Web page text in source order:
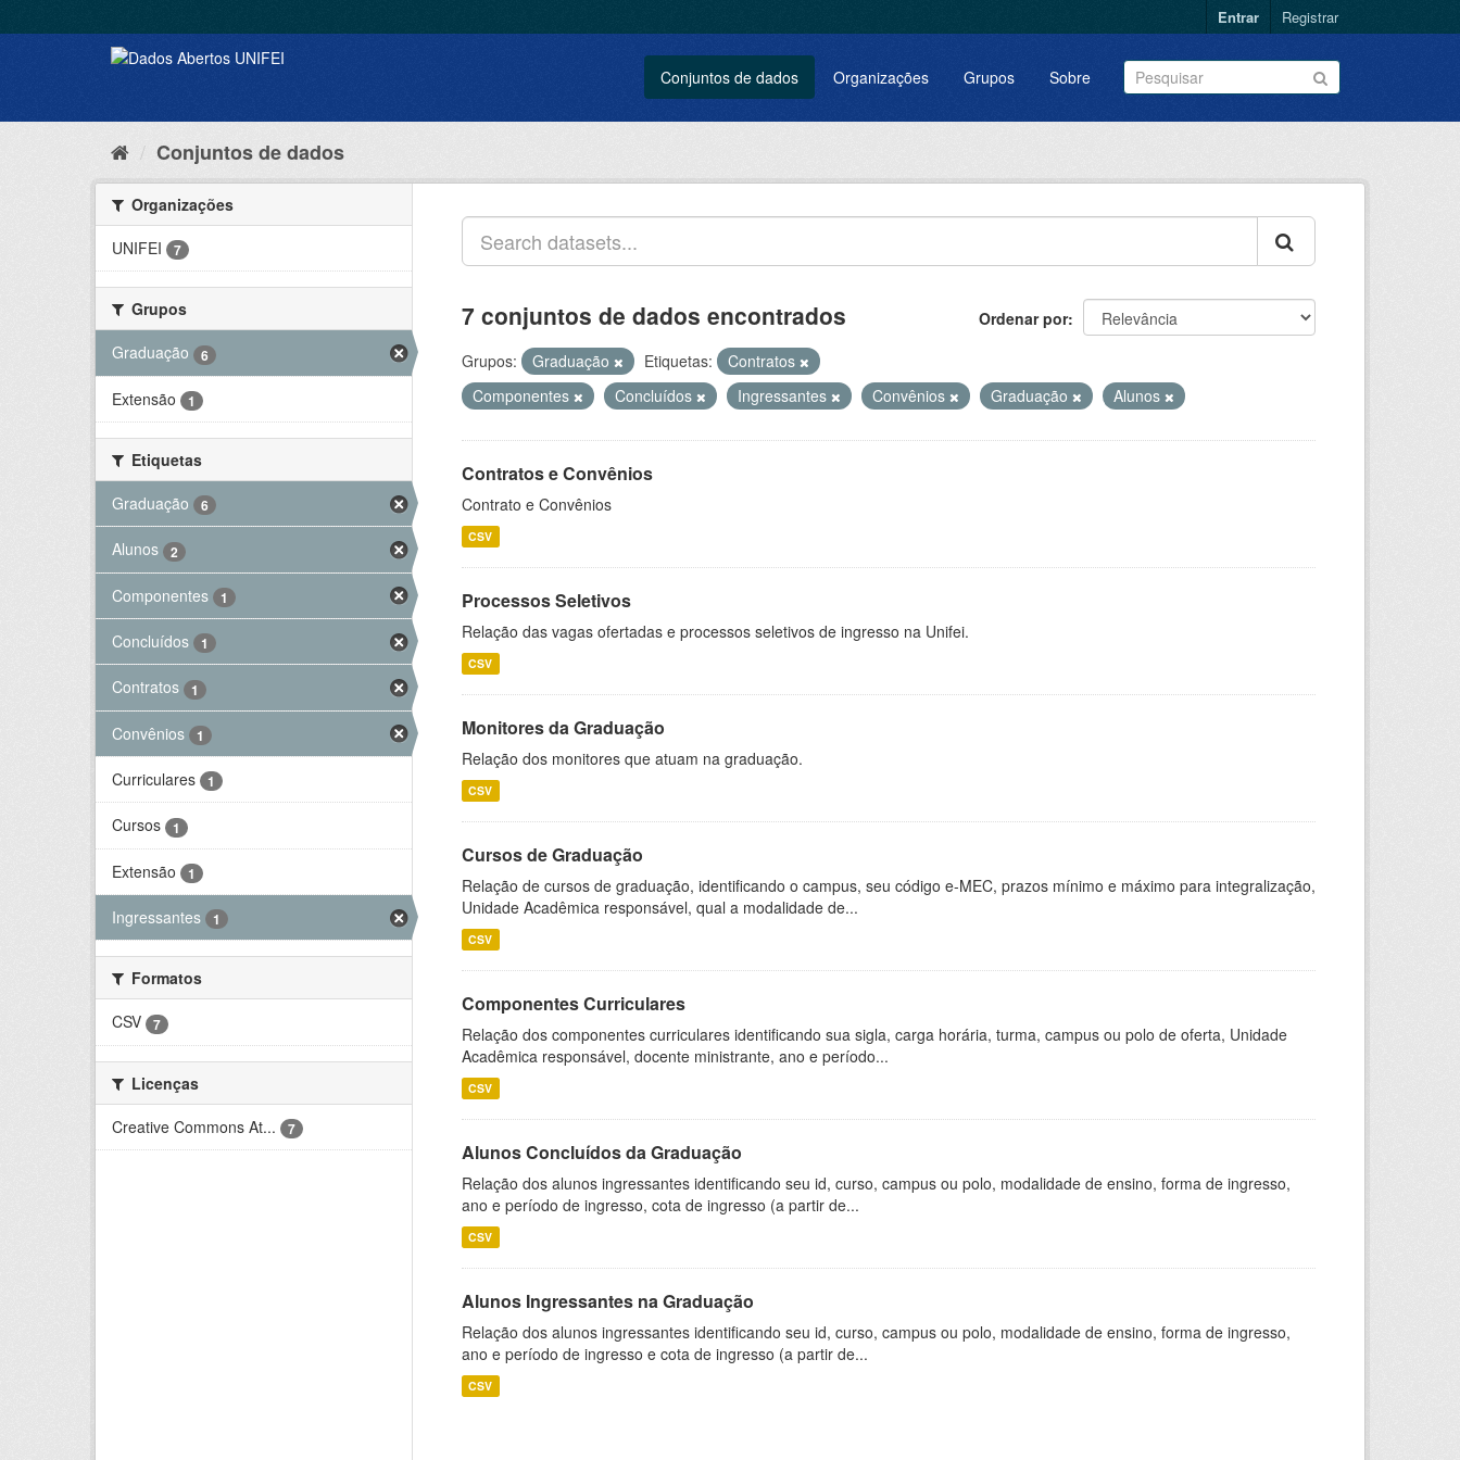
Entrar Registrar
Conjuntos de dados Organizações Grupos Sobre
Conjuntos de dados
Organizações
UNIFEI
7
Grupos
Graduação
6
Extensão 1
Etiquetas
Graduação
6
Alunos 2
Componentes 1
Concluídos 1
Contratos 1
Convênios 1
Curriculares 1
Cursos 1
Extensão 1
Ingressantes 1
Formatos
CSV
7
Licenças
Creative Commons At...
7
Ordenar por
7 conjuntos de dados encontrados
Grupos: Graduação Etiquetas:
Contratos
Componentes
Concluídos Ingressantes Convênios Graduação Alunos
Contratos e Convênios
Contrato e Convênios
CSV
Processos Seletivos
Relação das vagas ofertadas e processos seletivos de ingresso na Unifei.
CSV
Monitores da Graduação
Relação dos monitores que atuam na graduação.
CSV
Cursos de Graduação
Relação de cursos de graduação, identificando o campus, seu código e-MEC, prazos mínimo e máximo para integralização,
Unidade Acadêmica responsável, qual a modalidade de...
CSV
Componentes Curriculares
Relação dos componentes curriculares identificando sua sigla, carga horária, turma, campus ou polo de oferta, Unidade
Acadêmica responsável, docente ministrante, ano e período...
CSV
Alunos Concluídos da Graduação
Relação dos alunos ingressantes identificando seu id, curso, campus ou polo, modalidade de ensino, forma de ingresso,
ano e período de ingresso, cota de ingresso (a partir de...
CSV
Alunos Ingressantes na Graduação
Relação dos alunos ingressantes identificando seu id, curso, campus ou polo, modalidade de ensino, forma de ingresso,
ano e período de ingresso e cota de ingresso (a partir de...
CSV